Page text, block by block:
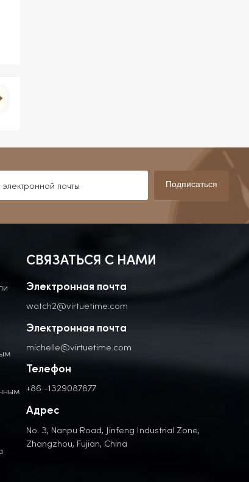
Подписаться
СВЯЗАТЬСЯ С НАМИ
Электронная почта
watch2@virtuetime.com
Электронная почта
michelle@virtuetime.com
Телефон
+86 -1329087877
Адрес
No. 3, Nanpu Road, Jinfeng Industrial Zone,
Zhangzhou, Fujian, China